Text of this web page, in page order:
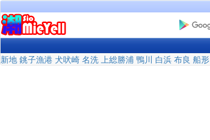
新地 銚子漁港 犬吠崎 名洗 上総勝浦 鴨川 白浜 布良 船形